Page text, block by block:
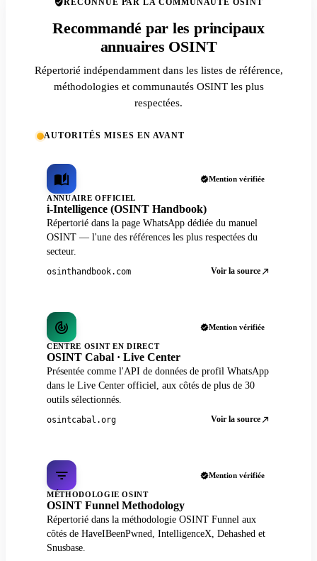
RECONNUE PAR LA COMMUNAUTÉ OSINT
Recommandé par les principaux
annuaires OSINT
Répertorié indépendamment dans les listes de référence,
méthodologies et communautés OSINT les plus
respectées.
AUTORITÉS MISES EN AVANT
Mention vérifiée
ANNUAIRE OFFICIEL
i-Intelligence (OSINT Handbook)
Répertorié dans la page WhatsApp dédiée du manuel
OSINT — l'une des références les plus respectées du
secteur.
osinthandbook.com Voir la source
Mention vérifiée
CENTRE OSINT EN DIRECT
OSINT Cabal · Live Center
Présentée comme l'API de données de profil WhatsApp
dans le Live Center officiel, aux côtés de plus de 30
outils sélectionnés.
osintcabal.org Voir la source
Mention vérifiée
MÉTHODOLOGIE OSINT
OSINT Funnel Methodology
Répertorié dans la méthodologie OSINT Funnel aux
côtés de HaveIBeenPwned, IntelligenceX, Dehashed et
Snusbase.